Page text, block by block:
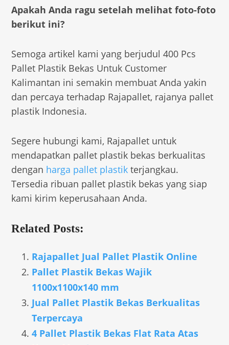
Apakah Anda ragu setelah melihat foto-foto
berikut ini?
Semoga artikel kami yang berjudul 400 Pcs
Pallet Plastik Bekas Untuk Customer
Kalimantan ini semakin membuat Anda yakin
dan percaya terhadap Rajapallet, rajanya pallet
plastik Indonesia.
Segere hubungi kami, Rajapallet untuk
mendapatkan pallet plastik bekas berkualitas
dengan harga pallet plastik terjangkau.
Tersedia ribuan pallet plastik bekas yang siap
kami kirim keperusahaan Anda.
Related Posts:
Rajapallet Jual Pallet Plastik Online
Pallet Plastik Bekas Wajik
1100x1100x140 mm
Jual Pallet Plastik Bekas Berkualitas
Terpercaya
4 Pallet Plastik Bekas Flat Rata Atas